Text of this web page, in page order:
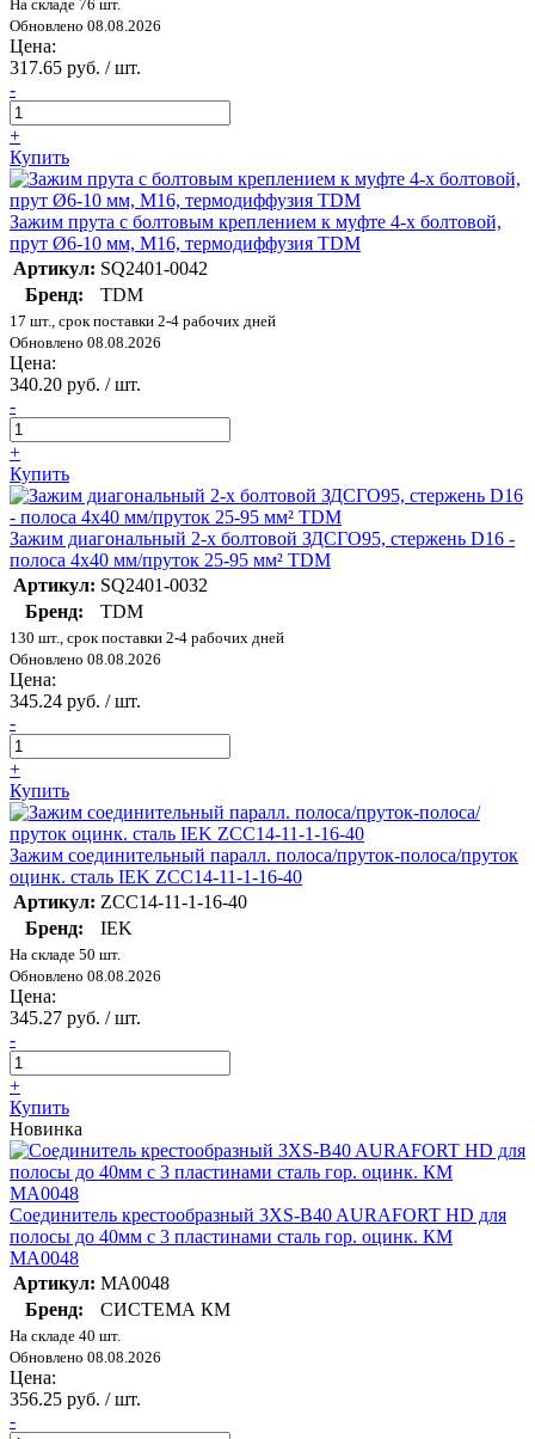
На складе 76 шт.
Обновлено 08.08.2026
Цена:
317.65 руб. / шт.
-
+
Купить
Зажим прута с болтовым креплением к муфте 4-х болтовой,
прут Ø6-10 мм, М16, термодиффузия TDM
Артикул: SQ2401-0042
Бренд:
TDM
17 шт., срок поставки 2-4 рабочих дней
Обновлено 08.08.2026
Цена:
340.20 руб. / шт.
-
+
Купить
Зажим диагональный 2-х болтовой ЗДСГО95, стержень D16 -
полоса 4х40 мм/пруток 25-95 мм² TDM
Артикул: SQ2401-0032
Бренд:
TDM
130 шт., срок поставки 2-4 рабочих дней
Обновлено 08.08.2026
Цена:
345.24 руб. / шт.
-
+
Купить
Зажим соединительный паралл. полоса/пруток-полоса/пруток
оцинк. сталь IEK ZCC14-11-1-16-40
Артикул: ZCC14-11-1-16-40
Бренд:
IEK
На складе 50 шт.
Обновлено 08.08.2026
Цена:
345.27 руб. / шт.
-
+
Купить
Новинка
Соединитель крестообразный 3XS-B40 AURAFORT HD для
полосы до 40мм с 3 пластинами сталь гор. оцинк. КМ
MA0048
Артикул: MA0048
Бренд:
СИСТЕМА КМ
На складе 40 шт.
Обновлено 08.08.2026
Цена:
356.25 руб. / шт.
-